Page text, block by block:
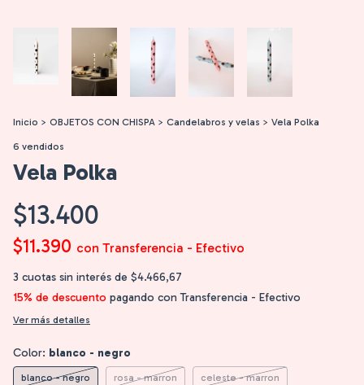
Inicio > OBJETOS CON CHISPA > Candelabros y velas > Vela Polka
6 vendidos
Vela Polka
$13.400
$11.390 con Transferencia - Efectivo
3 cuotas sin interés de $4.466,67
15% de descuento pagando con Transferencia - Efectivo
Ver más detalles
Color: blanco - negro
blanco - negro rosa - marron celeste - marron